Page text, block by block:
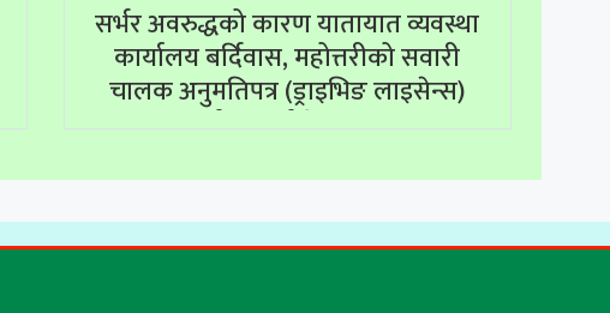
सर्भर अवरुद्धको कारण यातायात व्यवस्था
कार्यालय बर्दिवास, महोत्तरीको सवारी
चालक अनुमतिपत्र (ड्राइभिङ लाइसेन्स)
सम्बन्धी सम्पूर्ण सेवाहरू बन्द